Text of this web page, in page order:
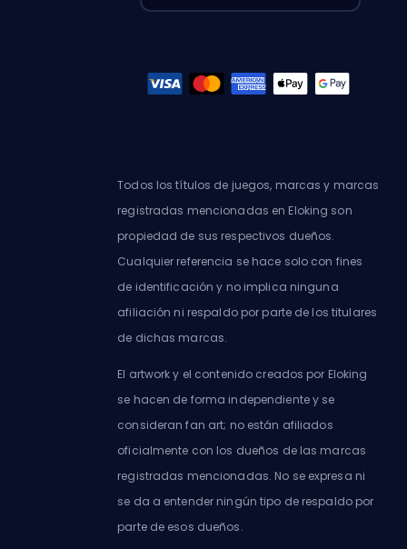
Todos los títulos de juegos, marcas y marcas
registradas mencionadas en Eloking son
propiedad de sus respectivos dueños.
Cualquier referencia se hace solo con fines
de identificación y no implica ninguna
afiliación ni respaldo por parte de los titulares
de dichas marcas.
El artwork y el contenido creados por Eloking
se hacen de forma independiente y se
consideran fan art; no están afiliados
oficialmente con los dueños de las marcas
registradas mencionadas. No se expresa ni
se da a entender ningún tipo de respaldo por
parte de esos dueños.